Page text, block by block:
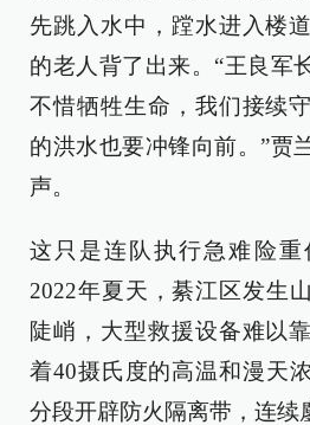
先跳入水中，蹚水进入楼
的老人背了出来。“王良军
不惜牺牲生命，我们接续
的洪水也要冲锋向前。”贾
声。
这只是连队执行急难险重
2022年夏天，綦江区发生
陡峭，大型救援设备难以
着40摄氏度的高温和漫天
分段开辟防火隔离带，连续